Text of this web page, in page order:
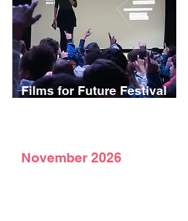
Films for Future Festival
November 2026